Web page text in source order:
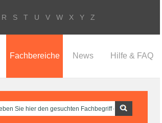
R S T U V W X Y Z
Fachbereiche News Hilfe & FAQ